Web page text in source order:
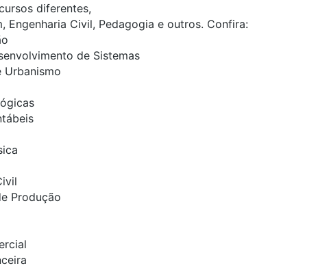
diferentes,
Engenharia Civil, Pedagogia e outros. Confira:
de Sistemas
Urbanismo
Produção